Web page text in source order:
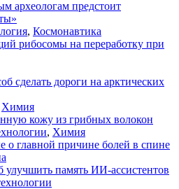
археологам предстоит
, Космонавтика
рибосомы на переработку при
дороги на арктических
Химия
кожу из грибных волокон
, Химия
главной причине болей в спине
память ИИ-ассистентов